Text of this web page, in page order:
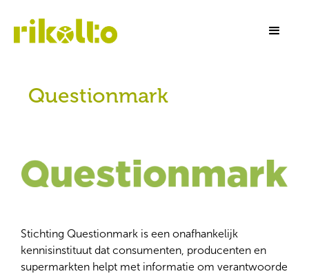
Questionmark
Stichting Questionmark is een onafhankelijk
kennisinstituut dat consumenten, producenten en
supermarkten helpt met informatie om verantwoorde